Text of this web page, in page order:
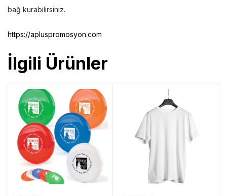
bağ kurabilirsiniz.
https://apluspromosyon.com
İlgili Ürünler